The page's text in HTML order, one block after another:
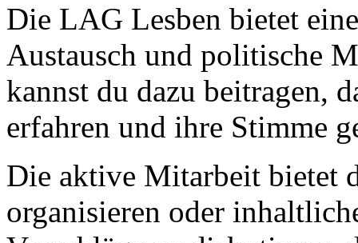
Die LAG Lesben bietet
Austausch und politische
kannst du dazu beitragen,
erfahren und ihre Stimme
Die aktive Mitarbeit bietet
organisieren oder